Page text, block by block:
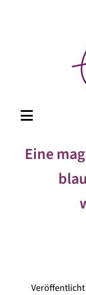
Eine
Veröffentlicht